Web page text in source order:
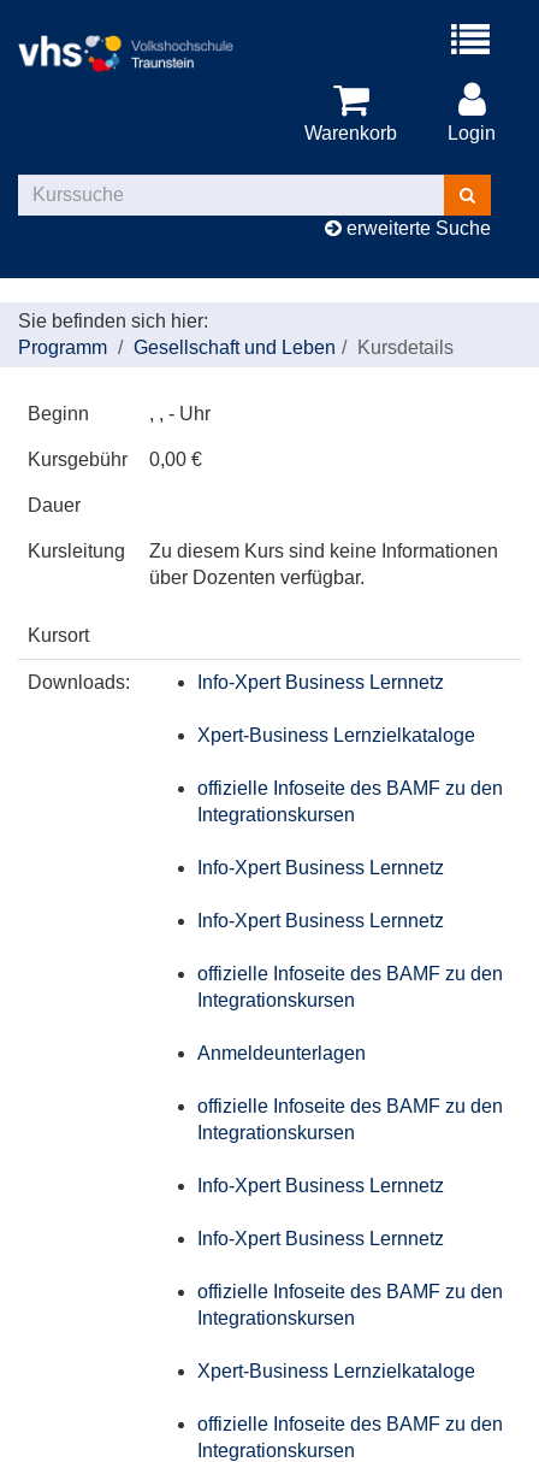
Menü
Warenkorb Login
Kurse
suchen
erweiterte Suche
Sie befinden sich hier:
Programm
Gesellschaft und Leben Kursdetails
Beginn , , - Uhr
Kursgebühr 0,00 €
Dauer
Kursleitung
Zu diesem Kurs sind keine Informationen
über Dozenten verfügbar.
Kursort
Downloads: Info-Xpert Business Lernnetz
Xpert-Business Lernzielkataloge
offizielle Infoseite des BAMF zu den
Integrationskursen
Info-Xpert Business Lernnetz
Info-Xpert Business Lernnetz
offizielle Infoseite des BAMF zu den
Integrationskursen
Anmeldeunterlagen
offizielle Infoseite des BAMF zu den
Integrationskursen
Info-Xpert Business Lernnetz
Info-Xpert Business Lernnetz
offizielle Infoseite des BAMF zu den
Integrationskursen
Xpert-Business Lernzielkataloge
offizielle Infoseite des BAMF zu den
Integrationskursen